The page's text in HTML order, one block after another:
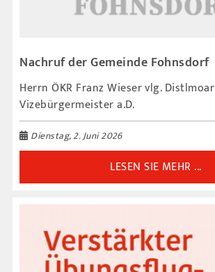
Nachruf der Gemeinde Fohnsdorf
Herrn ÖKR Franz Wieser vlg. Distlmoar
Vizebürgermeister a.D.
Dienstag, 2. Juni 2026
LESEN SIE MEHR ...